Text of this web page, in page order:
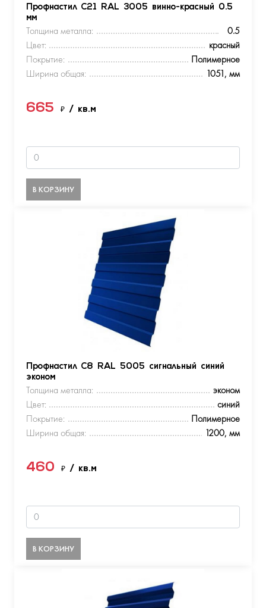
Профнастил С21 RAL 3005 винно-красный 0.5
мм
Толщина металла:
0.5
Цвет:
красный
Покрытие:
Полимерное
Ширина общая:
1051, мм
665 ₽ / кв.м
В КОРЗИНУ
Профнастил С8 RAL 5005 сигнальный синий
эконом
Толщина металла:
эконом
Цвет:
синий
Покрытие:
Полимерное
Ширина общая:
1200, мм
460 ₽ / кв.м
В КОРЗИНУ